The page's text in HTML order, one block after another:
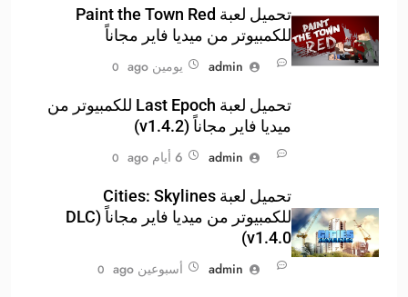
تحميل لعبة Paint the Town Red
للكمبيوتر من ميديا فاير مجاناً
admin
يومين ago 0
تحميل لعبة Last Epoch للكمبيوتر من
ميديا فاير مجاناً (v1.4.2)
admin
6 أيام ago 0
تحميل لعبة Cities: Skylines
للكمبيوتر من ميديا فاير مجاناً (DLC
v1.4.0)
admin
أسبوعين ago 0